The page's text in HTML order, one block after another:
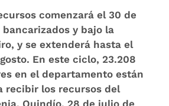
comenzará el 30 de
y bajo la
y se extenderá hasta el
En este ciclo, 23.208
en el departamento están
recibir los recursos del
Quindío, 28 de julio de